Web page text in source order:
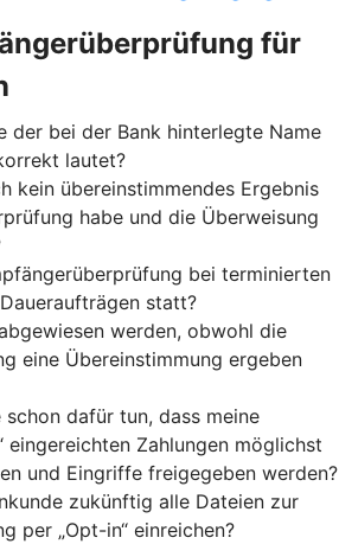
für
der bei der Bank hinterlegte Name
lautet?
kein übereinstimmendes Ergebnis
habe und die Überweisung
bei terminierten
statt?
werden, obwohl die
eine Übereinstimmung ergeben
schon dafür tun, dass meine
eingereichten Zahlungen möglichst
und Eingriffe freigegeben werden?
zukünftig alle Dateien zur
per „Opt-in“ einreichen?